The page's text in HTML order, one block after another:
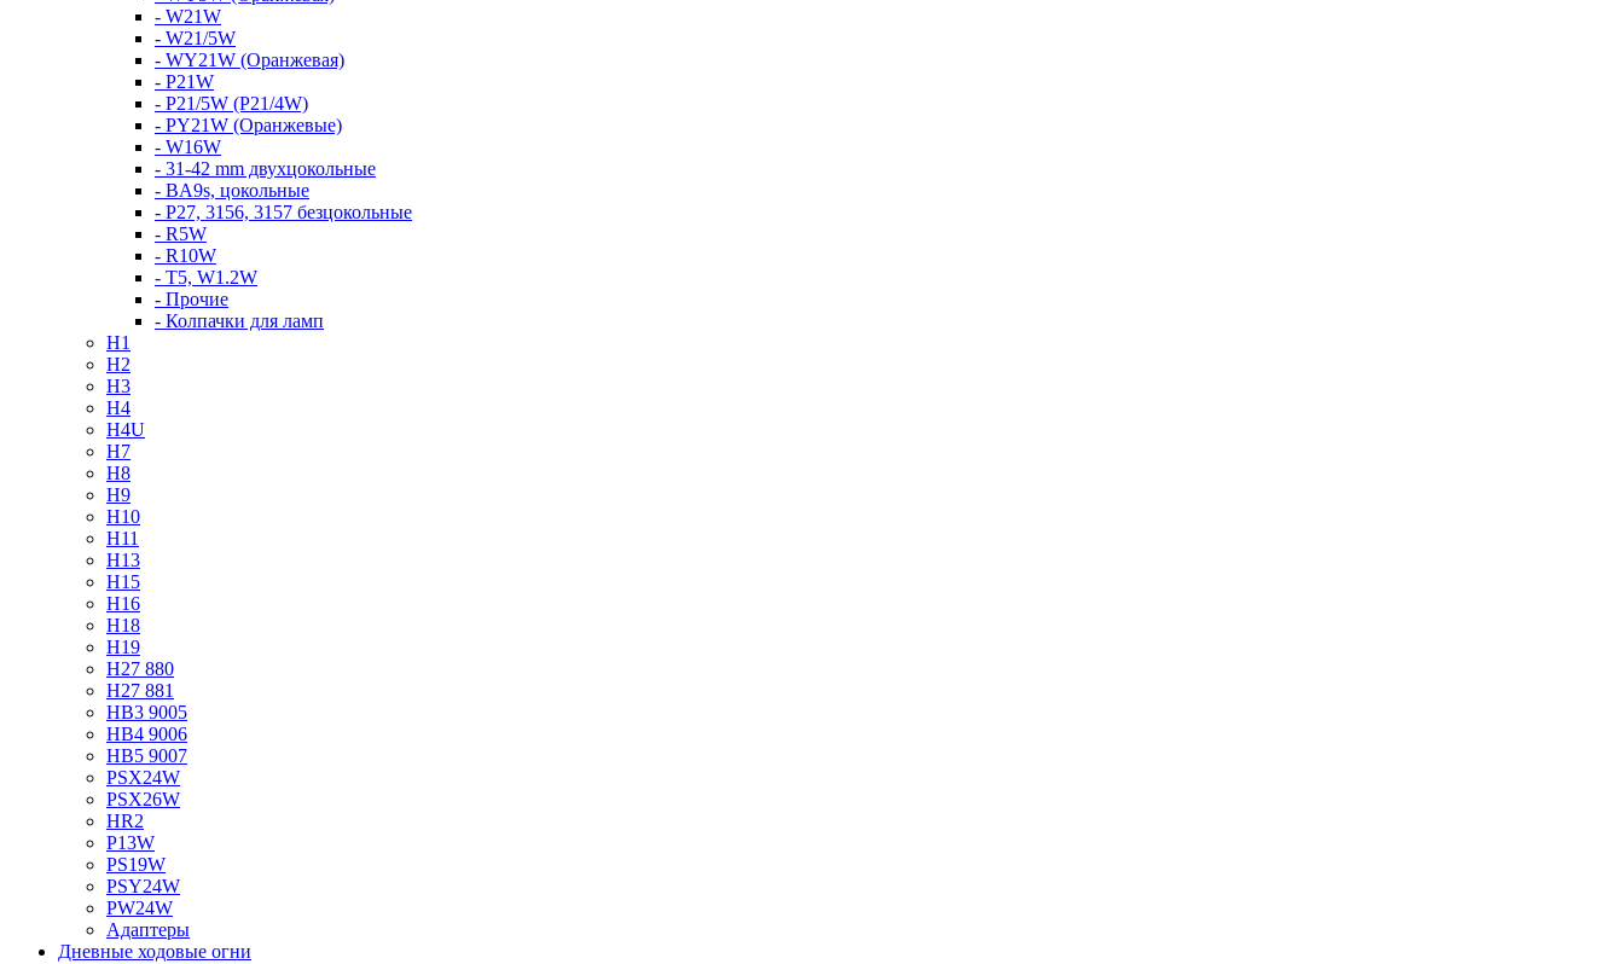
- W21W
- W21/5W
- WY21W (Оранжевая)
- P21W
- P21/5W (P21/4W)
- PY21W (Оранжевые)
- W16W
- 31-42 mm двухцокольные
- BA9s, цокольные
- P27, 3156, 3157 безцокольные
- R5W
- R10W
- T5, W1.2W
- Прочие
- Колпачки для ламп
H1
H2
H3
H4
H4U
H7
H8
H9
H10
H11
H13
H15
H16
H18
H19
H27 880
H27 881
HB3 9005
HB4 9006
HB5 9007
PSX24W
PSX26W
HR2
P13W
PS19W
PSY24W
PW24W
Адаптеры
Дневные ходовые огни